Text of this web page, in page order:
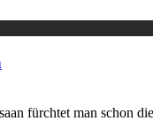
fürchtet man schon